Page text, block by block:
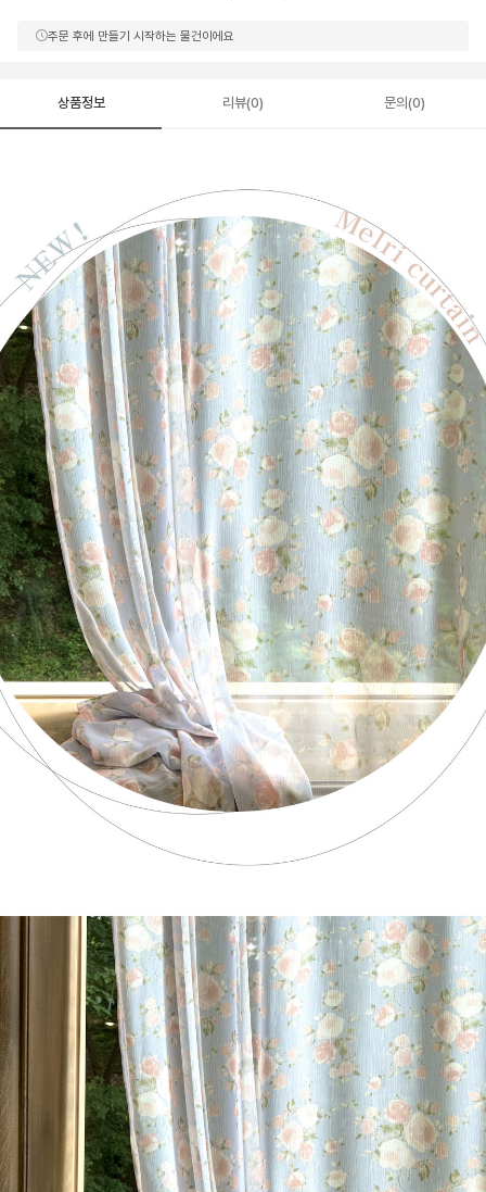
주문 후에 만들기 시작하는 물건이에요
상품정보 리뷰(0) 문의(0)